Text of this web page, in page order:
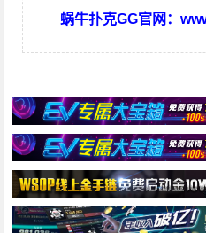
蜗牛扑克GG官网：